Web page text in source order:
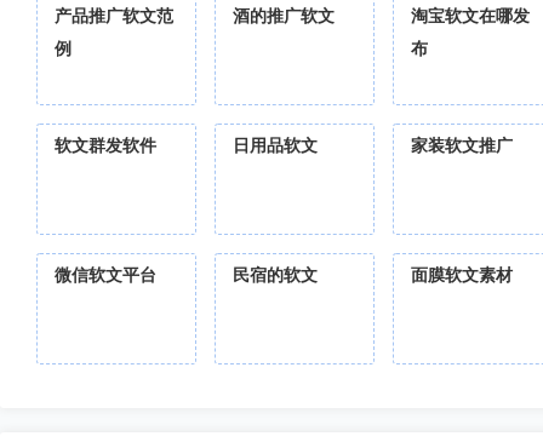
产品推广软文范
例
酒的推广软文
淘宝软文在哪发
布
软文群发软件 日用品软文 家装软文推广
微信软文平台 民宿的软文 面膜软文素材